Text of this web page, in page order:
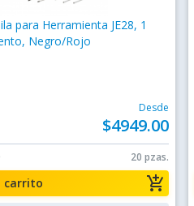
para Herramienta JE28, 1
Negro/Rojo
Desde
$4949.00
20 pzas.
add_shopping_cart
carrito